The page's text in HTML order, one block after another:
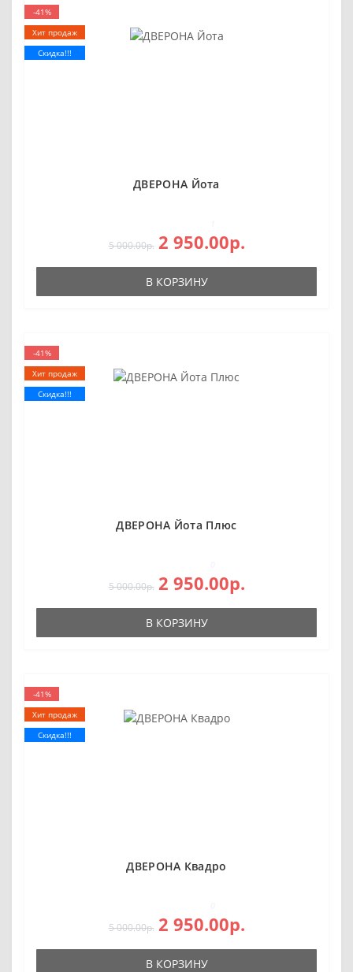
-41%
Хит продаж
Скидка!!!
ДВЕРОНА Йота
5 000.00р. 2 950.00р.
В КОРЗИНУ
-41%
Хит продаж
Скидка!!!
ДВЕРОНА Йота Плюс
5 000.00р. 2 950.00р.
В КОРЗИНУ
-41%
Хит продаж
Скидка!!!
ДВЕРОНА Квадро
5 000.00р. 2 950.00р.
В КОРЗИНУ